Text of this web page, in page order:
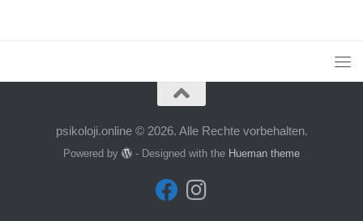
psikoloji.online © 2026. Alle Rechte vorbehalten.
Powered by - Designed with the Hueman theme